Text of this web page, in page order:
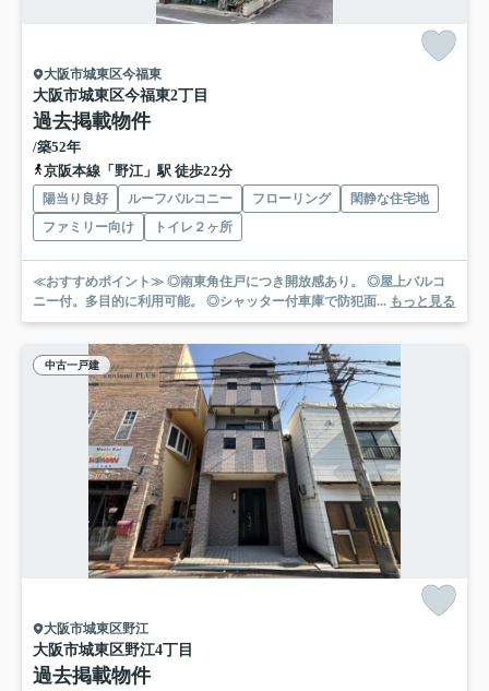
大阪市城東区今福東
大阪市城東区今福東2丁目
過去掲載物件
/築52年
京阪本線「野江」駅 徒歩22分
陽当り良好 ルーフバルコニー フローリング
閑静な住宅地
ファミリー向け
トイレ２ヶ所
≪おすすめポイント≫ ◎南東角住戸につき開放感あり。 ◎屋上バルコ
ニー付。多目的に利用可能。 ◎シャッター付車庫で防犯面... もっと見る
中古一戸建
大阪市城東区野江
大阪市城東区野江4丁目
過去掲載物件